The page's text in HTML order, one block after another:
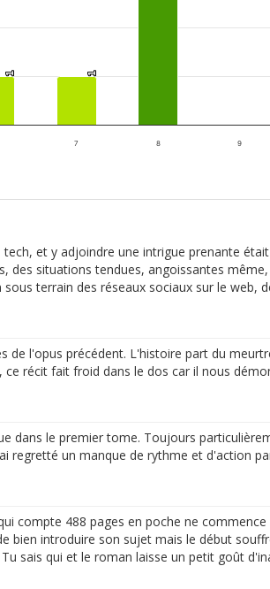
1
1 1
1
7 8 9
et y adjoindre une intrigue prenante
des situations tendues, angoissantes
terrain des réseaux sociaux sur le web,
l'opus précédent. L'histoire part du
récit fait froid dans le dos car il nous
dans le premier tome. Toujours
regretté un manque de rythme et d'action
compte 488 pages en poche ne
bien introduire son sujet mais le début
sais qui et le roman laisse un petit goût